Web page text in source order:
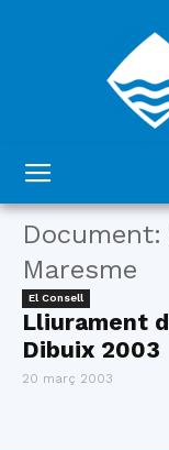
Maresme
El Consell
Lliurament
Dibuix 2003
20 març 2003